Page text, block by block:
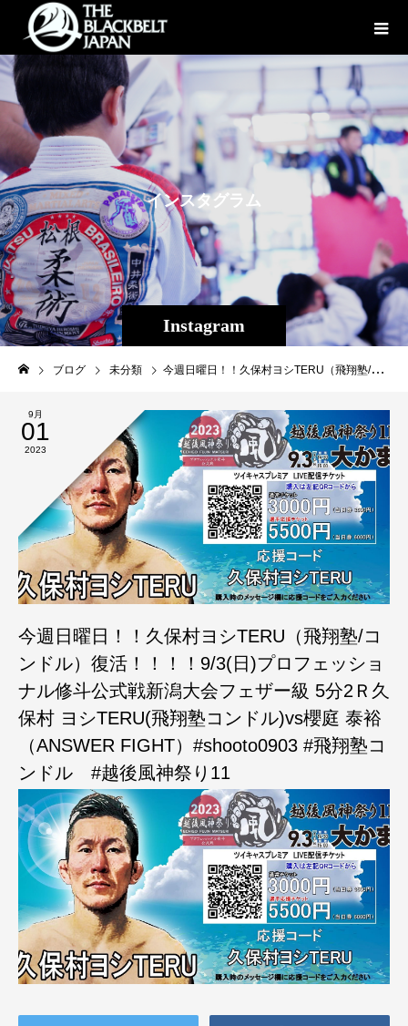
Instagram
インスタグラ ム
ブログ 未分類 今週日曜日！！久保村ヨシTERU（飛翔塾/コンドル）復活！！！！9/3(日)プロフェッショナル修斗公式戦新潟大会フェザー級 5分2Ｒ久保村 ヨシTERU(飛翔塾コンドル)vs櫻庭 泰裕（ANSWER FIGHT）#shooto0903 #飛翔塾コンドル #越後風神祭り11
9月
01
2023
今週日曜日！！久保村ヨシTERU（飛翔塾/コ
ンドル）復活！！！！9/3(日)プロフェッショ
ナル修斗公式戦新潟大会フェザー級 5分2Ｒ久
保村 ヨシTERU(飛翔塾コンドル)vs櫻庭 泰裕
（ANSWER FIGHT）#shooto0903 #飛翔塾コ
ンドル #越後風神祭り11